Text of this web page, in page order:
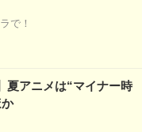
で！
夏アニメは“マイナー時